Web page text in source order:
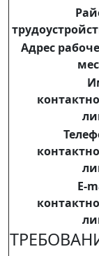
Адрес
E-